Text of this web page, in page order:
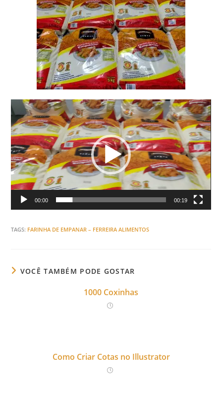
Tocador
de
vídeo
00:00 00:19
TAGS: FARINHA DE EMPANAR – FERREIRA ALIMENTOS
VOCÊ TAMBÉM PODE GOSTAR
1000 Coxinhas
Como Criar Cotas no Illustrator